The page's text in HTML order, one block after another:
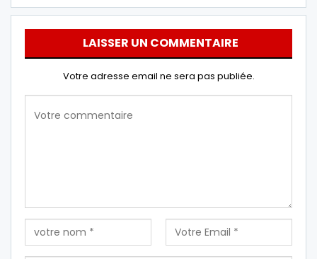
LAISSER UN COMMENTAIRE
Votre adresse email ne sera pas publiée.